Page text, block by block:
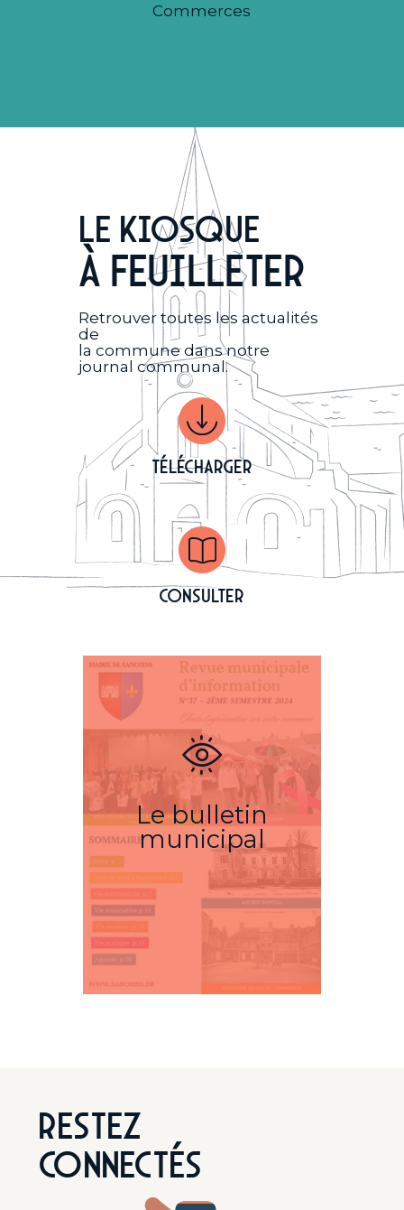
Commerces
Le kiosque
à feuilleter
Retrouver toutes les actualités
de
la commune dans notre
journal communal.
Télécharger
Consulter
Le bulletin
municipal
Restez
connectés